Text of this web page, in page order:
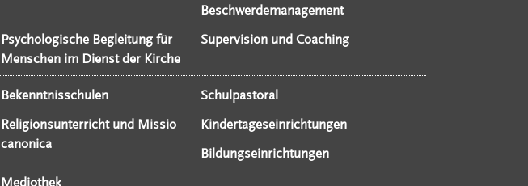
Beschwerdemanagement
Psychologische Begleitung für
Menschen im Dienst der Kirche
Supervision und Coaching
Bekenntnisschulen
Schulpastoral
Religionsunterricht und Missio
canonica
Kindertageseinrichtungen
Bildungseinrichtungen
Mediothek